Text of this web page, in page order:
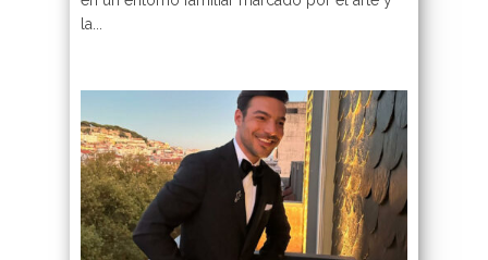
la...